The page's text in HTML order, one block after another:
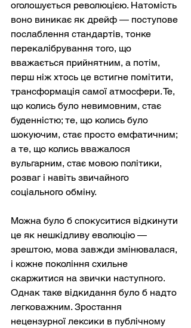
оголошується революцією. Натомість
воно виникає як дрейф — поступове
послаблення стандартів, тонке
перекалібрування того, що
вважається прийнятним, а потім,
перш ніж хтось це встигне помітити,
трансформація самої атмосфери. Те,
що колись було невимовним, стає
буденністю; те, що колись було
шокуючим, стає просто емфатичним;
а те, що колись вважалося
вульгарним, стає мовою політики,
розваг і навіть звичайного
соціального обміну.
Можна було б спокуситися відкинути
це як нешкідливу еволюцію —
зрештою, мова завжди змінювалася,
і кожне покоління схильне
скаржитися на звички наступного.
Однак таке відкидання було б надто
легковажним. Зростання
нецензурної лексики в публічному